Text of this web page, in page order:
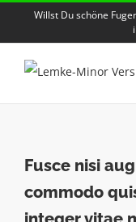
springen
Willst Du schöne
Fusce nisi
commodo